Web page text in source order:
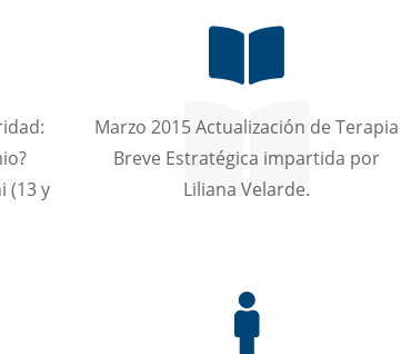
(13 y
Marzo 2015 Actualización de Terapia
Breve Estratégica impartida por
Liliana Velarde.